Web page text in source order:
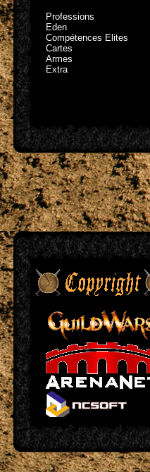
Professions
Eden
Compétences Elites
Cartes
Armes
Extra